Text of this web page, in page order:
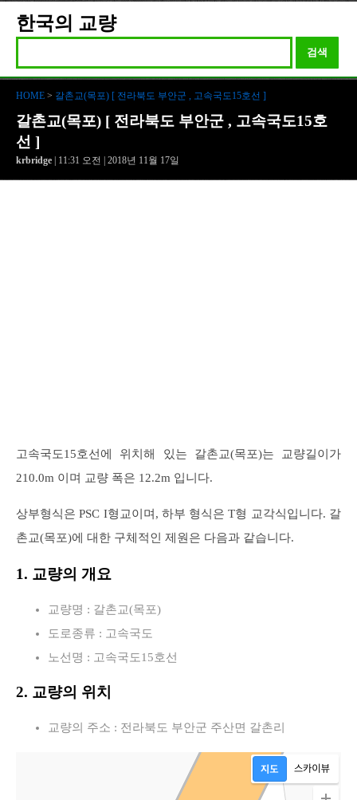
한국의 교량
검색
HOME > 갈촌교(목포) [ 전라북도 부안군 , 고속국도15호선 ]
갈촌교(목포) [ 전라북도 부안군 , 고속국도15호
선 ]
krbridge | 11:31 오전 | 2018년 11월 17일
고속국도15호선에 위치해 있는 갈촌교(목포)는 교량길이가
210.0m 이며 교량 폭은 12.2m 입니다.
상부형식은 PSC I형교이며, 하부 형식은 T형 교각식입니다. 갈
촌교(목포)에 대한 구체적인 제원은 다음과 같습니다.
1. 교량의 개요
교량명 : 갈촌교(목포)
도로종류 : 고속국도
노선명 : 고속국도15호선
2. 교량의 위치
교량의 주소 : 전라북도 부안군 주산면 갈촌리